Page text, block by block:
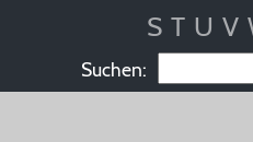
S T U V
Suchen: